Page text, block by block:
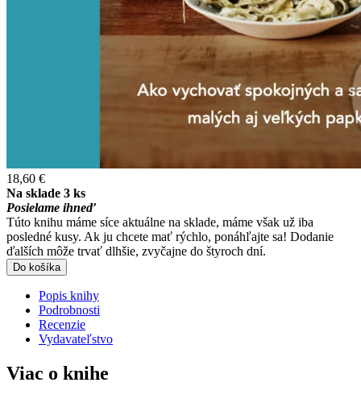
18,60 €
Na sklade 3 ks
Posielame ihneď
Túto knihu máme síce aktuálne na sklade, máme však už iba
posledné kusy. Ak ju chcete mať rýchlo, ponáhľajte sa! Dodanie
ďalších môže trvať dlhšie, zvyčajne do štyroch dní.
Do košíka
Popis knihy
Podrobnosti
Recenzie
Vydavateľstvo
Viac o knihe